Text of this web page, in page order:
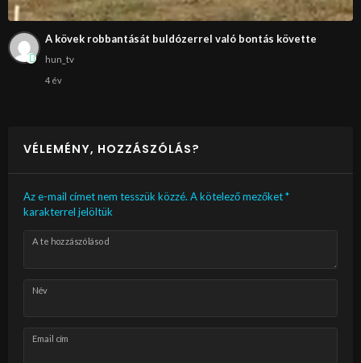
A kövek robbantását buldózerrel való bontás követte
hun_tv
4 év
VÉLEMÉNY, HOZZÁSZÓLÁS?
Az e-mail címet nem tesszük közzé. A kötelező mezőket*
karakterrel jelöltük
A te hozzászólásod
Név
Email cím